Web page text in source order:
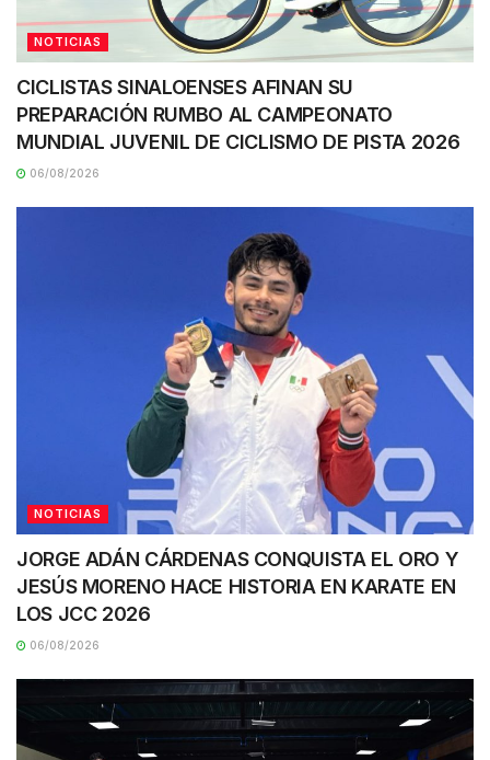
NOTICIAS
CICLISTAS SINALOENSES AFINAN SU
PREPARACIÓN RUMBO AL CAMPEONATO
MUNDIAL JUVENIL DE CICLISMO DE PISTA 2026
06/08/2026
NOTICIAS
JORGE ADÁN CÁRDENAS CONQUISTA EL ORO Y
JESÚS MORENO HACE HISTORIA EN KARATE EN
LOS JCC 2026
06/08/2026